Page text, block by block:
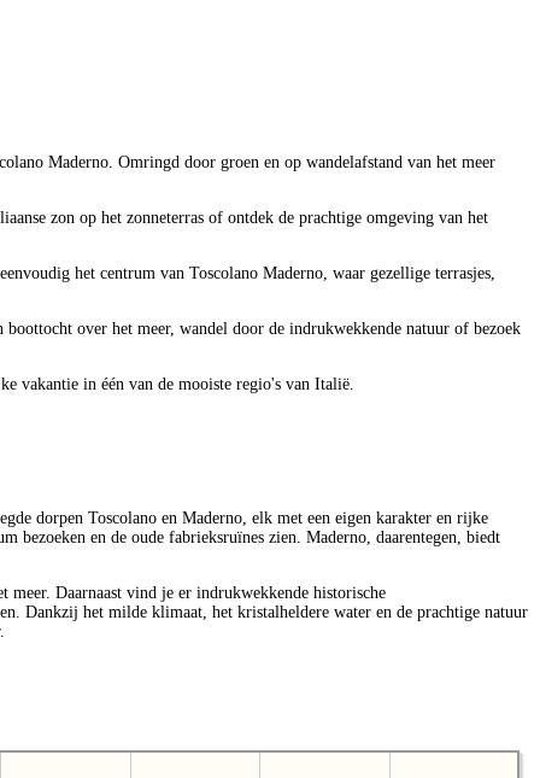
Maderno. Omringd door groen en op wandelafstand van het meer
zon op het zonneterras of ontdek de prachtige omgeving van het
het centrum van Toscolano Maderno, waar gezellige terrasjes,
over het meer, wandel door de indrukwekkende natuur of bezoek
vakantie in één van de mooiste regio's van Italië.
dorpen Toscolano en Maderno, elk met een eigen karakter en rijke
bezoeken en de oude fabrieksruïnes zien. Maderno, daarentegen, biedt
meer. Daarnaast vind je er indrukwekkende historische
Dankzij het milde klimaat, het kristalheldere water en de prachtige natuur